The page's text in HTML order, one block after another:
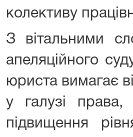
колективу
З вітальними
апеляційного
юриста вимагає
у галузі права,
підвищення